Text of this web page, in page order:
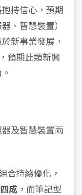
抱持信心，預期
、智慧裝置）
新事業發展，
，預期此類新興
及智慧裝置兩
合持續優化，
成 ，而筆記型